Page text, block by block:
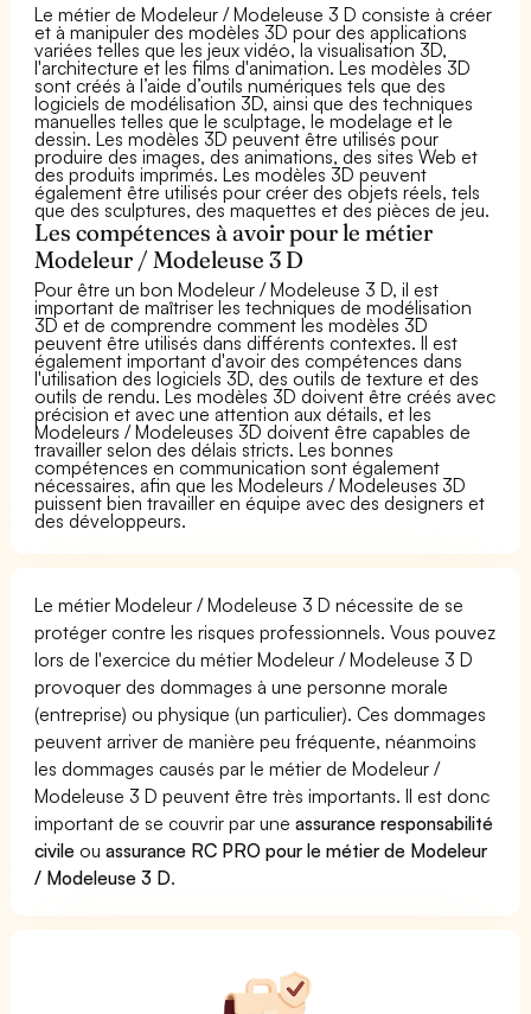
Le métier de Modeleur / Modeleuse 3 D consiste à créer
et à manipuler des modèles 3D pour des applications
variées telles que les jeux vidéo, la visualisation 3D,
l'architecture et les films d'animation. Les modèles 3D
sont créés à l’aide d’outils numériques tels que des
logiciels de modélisation 3D, ainsi que des techniques
manuelles telles que le sculptage, le modelage et le
dessin. Les modèles 3D peuvent être utilisés pour
produire des images, des animations, des sites Web et
des produits imprimés. Les modèles 3D peuvent
également être utilisés pour créer des objets réels, tels
que des sculptures, des maquettes et des pièces de jeu.
Les compétences à avoir pour le métier
Modeleur / Modeleuse 3 D
Pour être un bon Modeleur / Modeleuse 3 D, il est
important de maîtriser les techniques de modélisation
3D et de comprendre comment les modèles 3D
peuvent être utilisés dans différents contextes. Il est
également important d'avoir des compétences dans
l'utilisation des logiciels 3D, des outils de texture et des
outils de rendu. Les modèles 3D doivent être créés avec
précision et avec une attention aux détails, et les
Modeleurs / Modeleuses 3D doivent être capables de
travailler selon des délais stricts. Les bonnes
compétences en communication sont également
nécessaires, afin que les Modeleurs / Modeleuses 3D
puissent bien travailler en équipe avec des designers et
des développeurs.
Le métier Modeleur / Modeleuse 3 D nécessite de se
protéger contre les risques professionnels. Vous pouvez
lors de l'exercice du métier Modeleur / Modeleuse 3 D
provoquer des dommages à une personne morale
(entreprise) ou physique (un particulier). Ces dommages
peuvent arriver de manière peu fréquente, néanmoins
les dommages causés par le métier de Modeleur /
Modeleuse 3 D peuvent être très importants. Il est donc
important de se couvrir par uneassurance responsabilité
civile ouassurance RC PRO pour le métier de Modeleur
/ Modeleuse 3 D.